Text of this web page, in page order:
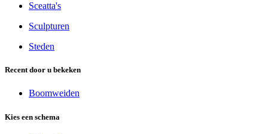
Sceatta's
Sculpturen
Steden
Recent door u bekeken
Boomweiden
Kies een schema